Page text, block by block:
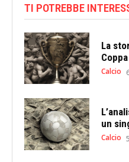
TI POTREBBE
La
Calcio
un
Calcio